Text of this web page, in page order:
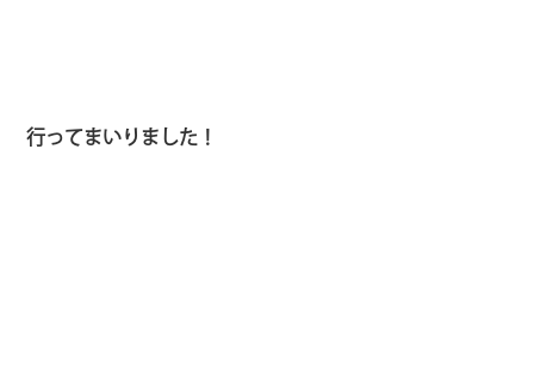
行ってまいりました！